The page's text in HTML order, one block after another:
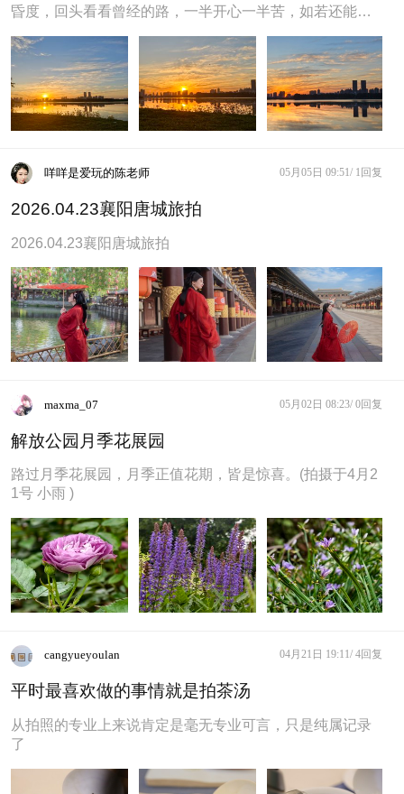
昏度，回头看看曾经的路，一半开心一半苦，如若还能初
咩咩是爱玩的陈老师 05月05日 09:51/ 1回复
2026.04.23襄阳唐城旅拍
2026.04.23襄阳唐城旅拍
maxma_07 05月02日 08:23/ 0回复
解放公园月季花展园
路过月季花展园，月季正值花期，皆是惊喜。(拍摄于4月2
1号 小雨 )
cangyueyoulan 04月21日 19:11/ 4回复
平时最喜欢做的事情就是拍茶汤
从拍照的专业上来说肯定是毫无专业可言，只是纯属记录
了